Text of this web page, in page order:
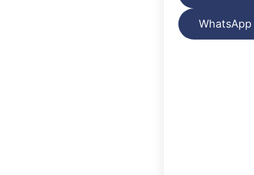
WhatsApp